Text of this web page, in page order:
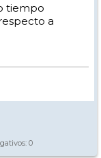
tiempo
a
0